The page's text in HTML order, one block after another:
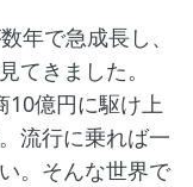
年で急成長し、
てきました。
10億円に駆け上
流行に乗れば一
。そんな世界で